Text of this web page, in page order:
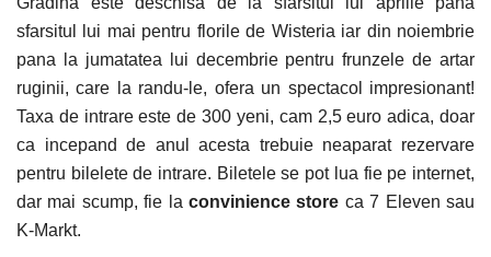
sfarsitul lui mai pentru florile de Wisteria iar din noiembrie
pana la jumatatea lui decembrie pentru frunzele de artar
ruginii, care la randu-le, ofera un spectacol impresionant!
Taxa de intrare este de 300 yeni, cam 2,5 euro adica, doar
ca incepand de anul acesta trebuie neaparat rezervare
pentru bilelete de intrare. Biletele se pot lua fie pe internet,
dar mai scump, fie la convinience store ca 7 Eleven sau
K-Markt.